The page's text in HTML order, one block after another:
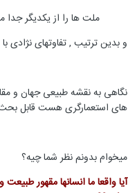
ملت ها را از یکدیگر
و بدین ترتیب , تفاوتهای نژادی
نگاهی به نقشه طبیعی جهان و
های استعمارگری هست قابل
میخوام بدونم نظر شما چیه؟
آیا واقعا ما انسانها مقهور